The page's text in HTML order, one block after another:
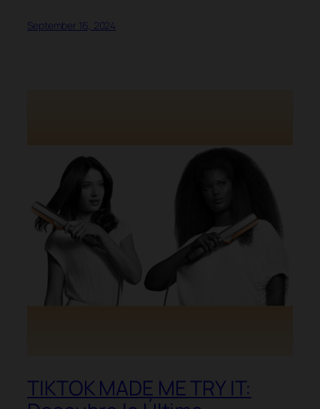
September 16, 2024
TIKTOK MADE ME TRY IT: